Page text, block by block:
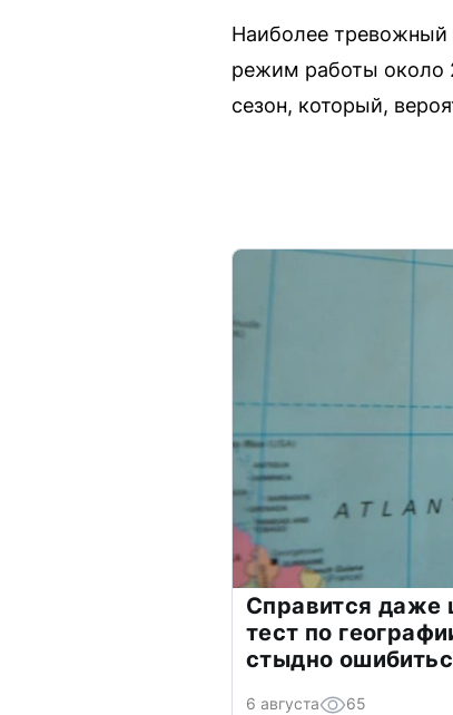
Наиболее тревожный
режим работы около
сезон, который,
Справится даже
тест по
стыдно
6 августа 65